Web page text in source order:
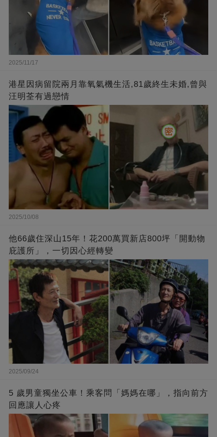
2025/11/17
港星因病留院兩月靠氧氣機生活,81歲終生未婚,曾與
汪明荃有過戀情
2025/10/08
他66歲住深山15年！花200萬買新店800坪「開動物
庇護所」，一切因心經轉變
2025/09/24
5 歲男童獨坐公車！乘客問「媽媽在哪」，指向前方
回應讓人心疼